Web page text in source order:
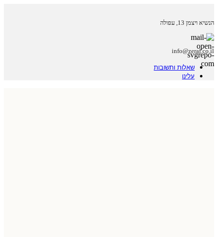
הנשיא ויצמן 13, עפולה
info@zeraf.co.il
שאלות ותשובות
עלינו